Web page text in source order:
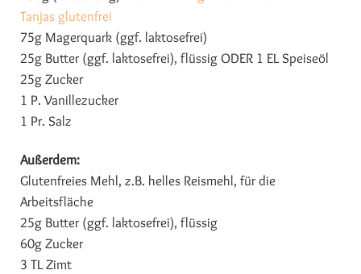
Tanjas glutenfrei
75g Magerquark (ggf. laktosefrei)
25g Butter (ggf. laktosefrei), flüssig ODER 1 EL Speiseöl
25g Zucker
1 P. Vanillezucker
1 Pr. Salz
Außerdem:
Glutenfreies Mehl, z.B. helles Reismehl, für die
Arbeitsfläche
25g Butter (ggf. laktosefrei), flüssig
60g Zucker
3 TL Zimt